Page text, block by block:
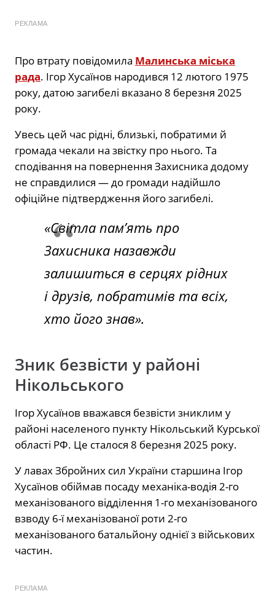
РЕКЛАМА
Про втрату повідомила Малинська міська
рада. Ігор Хусаїнов народився 12 лютого 1975
року, датою загибелі вказано 8 березня 2025
року.
Увесь цей час рідні, близькі, побратими й
громада чекали на звістку про нього. Та
сподівання на повернення Захисника додому
не справдилися — до громади надійшло
офіційне підтвердження його загибелі.
«Світла пам’ять про
Захисника назавжди
залишиться в серцях рідних
і друзів, побратимів та всіх,
хто його знав».
Зник безвісти у районі
Нікольського
Ігор Хусаїнов вважався безвісти зниклим у
районі населеного пункту Нікольський Курської
області РФ. Це сталося 8 березня 2025 року.
У лавах Збройних сил України старшина Ігор
Хусаїнов обіймав посаду механіка-водія 2-го
механізованого відділення 1-го механізованого
взводу 6-ї механізованої роти 2-го
механізованого батальйону однієї з військових
частин.
РЕКЛАМА